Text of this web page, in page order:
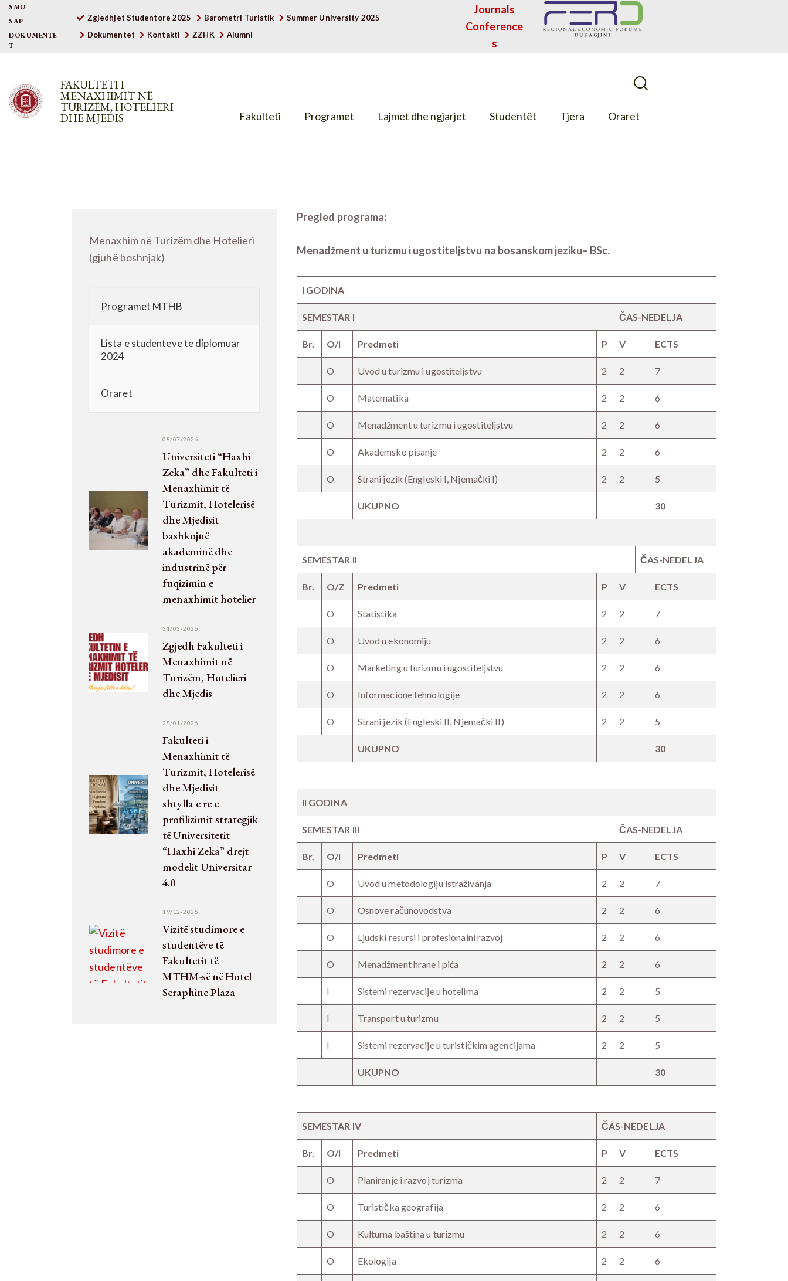
SMU
SAP
DOKUMENTE
T
Zgjedhjet Studentore 2025 Barometri Turistik
Summer University 2025
Dokumentet
Kontakti ZZHK Alumni
Journals
Conference
s
FAKULTETI I
MENAXHIMIT NË
TURIZËM, HOTELIERI
DHE MJEDIS Fakulteti Programet Lajmet dhe ngjarjet Studentët Tjera Oraret
Pregled programa:
Menadžment u turizmu i ugostiteljstvu na bosanskom jeziku– BSc.
I GODINA
SEMESTAR I ČAS-NEDELJA
Br. O/I Predmeti P V ECTS
O Uvod u turizmu i ugostiteljstvu 2 2 7
O Matematika 2 2 6
O Menadžment u turizmu i ugostiteljstvu 2 2 6
O Akademsko pisanje 2 2 6
O Strani jezik (Engleski I, Njemački I) 2 2 5
UKUPNO 30
SEMESTAR II ČAS-NEDELJA
Br. O/Z Predmeti P V ECTS
O Statistika 2 2 7
O Uvod u ekonomiju 2 2 6
O Marketing u turizmu i ugostiteljstvu 2 2 6
O Informacione tehnologije 2 2 6
O Strani jezik (Engleski II, Njemački II) 2 2 5
UKUPNO 30
II GODINA
SEMESTAR III ČAS-NEDELJA
Br. O/I Predmeti P V ECTS
O Uvod u metodologiju istraživanja 2 2 7
O Osnove računovodstva 2 2 6
O Ljudski resursi i profesionalni razvoj 2 2 6
O Menadžment hrane i pića 2 2 6
I Sistemi rezervacije u hotelima 2 2 5
I Transport u turizmu 2 2 5
I Sistemi rezervacije u turističkim agencijama 2 2 5
UKUPNO 30
SEMESTAR IV ČAS-NEDELJA
Br. O/I Predmeti P V ECTS
O Planiranje i razvoj turizma 2 2 7
O Turistička geografija 2 2 6
O Kulturna baština u turizmu 2 2 6
O Ekologija 2 2 6
Menaxhim në Turizëm dhe Hotelieri
(gjuhë boshnjak)
Programet MTHB
Lista e studenteve te diplomuar
2024
Oraret
08/07/2026
Universiteti “Haxhi
Zeka” dhe Fakulteti i
Menaxhimit të
Turizmit, Hotelerisë
dhe Mjedisit
bashkojnë
akademinë dhe
industrinë për
fuqizimin e
menaxhimit hotelier
31/03/2026
Zgjedh Fakulteti i
Menaxhimit në
Turizëm, Hotelieri
dhe Mjedis
28/01/2026
Fakulteti i
Menaxhimit të
Turizmit, Hotelerisë
dhe Mjedisit –
shtylla e re e
profilizimit strategjik
të Universitetit
“Haxhi Zeka” drejt
modelit Universitar
4.0
19/12/2025
Vizitë studimore e
studentëve të
Fakultetit të
MTHM-së në Hotel
Seraphine Plaza